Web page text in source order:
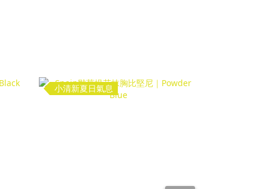
小清新夏日氣息